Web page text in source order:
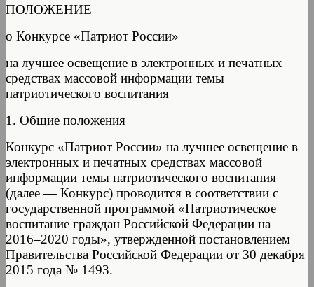
ПОЛОЖЕНИЕ
о Конкурсе «Патриот России»
на лучшее освещение в электронных и печатных
средствах массовой информации темы
патриотического воспитания
1. Общие положения
Конкурс «Патриот России» на лучшее освещение в
электронных и печатных средствах массовой
информации темы патриотического воспитания
(далее — Конкурс) проводится в соответствии с
государственной программой «Патриотическое
воспитание граждан Российской Федерации на
2016–2020 годы», утвержденной постановлением
Правительства Российской Федерации от 30 декабря
2015 года № 1493.